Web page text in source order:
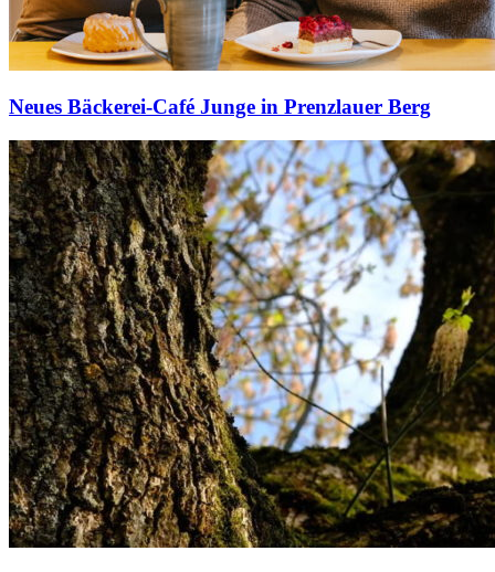
Neues Bäckerei-Café Junge in Prenzlauer Berg